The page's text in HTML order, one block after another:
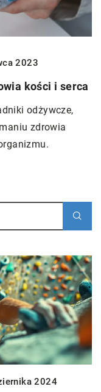
2023
kości i serca
odżywcze,
zdrowia
2024